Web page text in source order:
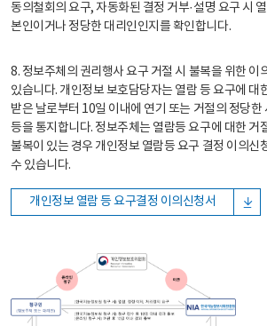
동의철회의 요구, 자동화된 결정 거부·설명 요구 시
본인이거나 정당한 대리인인지를 확인합니다.
8. 정보주체의 권리행사 요구 거절 시 불복을 위한 이
있습니다. 개인정보 보호담당자는 열람 등 요구에 대
받은 날로부터 10일 이내에 연기 또는 거절의 정당한
등을 통지합니다. 정보주체는 열람등 요구에 대한 거
불복이 있는 경우 개인정보 열람등 요구 결정 이의신
수 있습니다.
개인정보 열람 등 요구결정 이의신청서